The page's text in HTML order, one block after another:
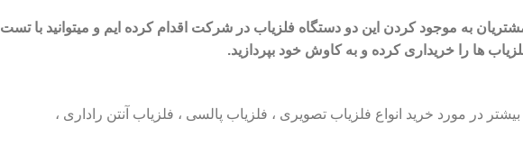
به موجود کردن این دو دستگاه فلزیاب در شرکت اقدام کرده ایم و میتوانید با تست
ها را خریداری کرده و به کاوش خود بپردازید.
در مورد خرید انواع فلزیاب تصویری ، فلزیاب پالسی ، فلزیاب آنتن راداری ،